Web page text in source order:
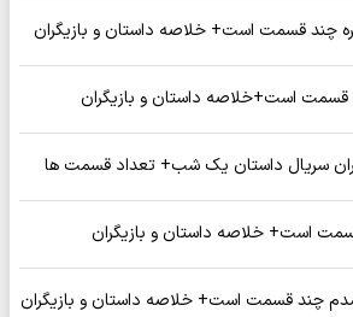
چند قسمت است+ خلاصه داستان و بازیگران
قسمت است+خلاصه داستان و بازیگران
سریال داستان یک شب+ تعداد قسمت ها
است+ خلاصه داستان و بازیگران
چند قسمت است+ خلاصه داستان و بازیگران